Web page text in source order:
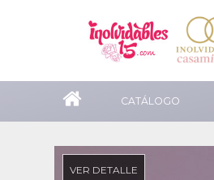
CATÁLOGO
VER DETALLE